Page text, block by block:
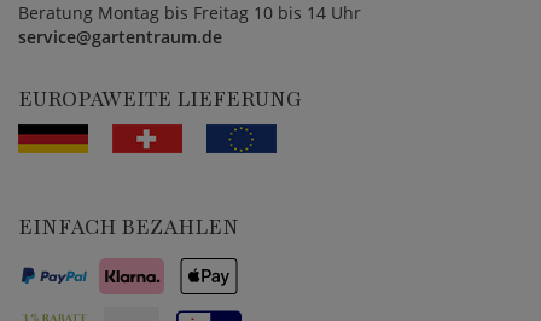
Beratung Montag bis Freitag 10 bis 14 Uhr
service@gartentraum.de
EUROPAWEITE LIEFERUNG
EINFACH BEZAHLEN